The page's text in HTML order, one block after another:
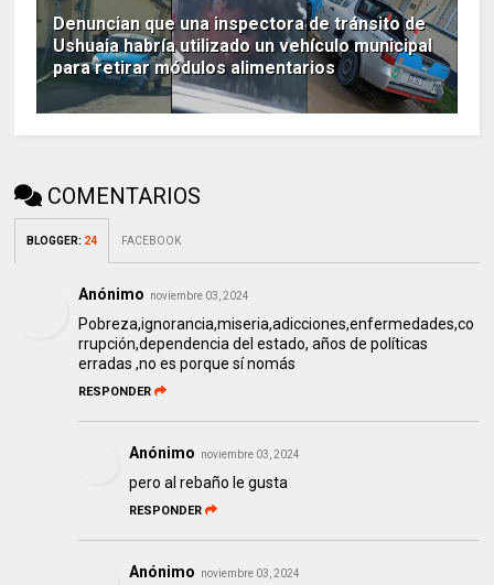
Denuncian que una inspectora de tránsito de
Ushuaia habría utilizado un vehículo municipal
para retirar módulos alimentarios
COMENTARIOS
BLOGGER: 24 FACEBOOK
Anónimo noviembre 03, 2024
Pobreza,ignorancia,miseria,adicciones,enfermedades,co
rrupción,dependencia del estado, años de políticas
erradas ,no es porque sí nomás
RESPONDER
Anónimo noviembre 03, 2024
pero al rebaño le gusta
RESPONDER
Anónimo noviembre 03, 2024